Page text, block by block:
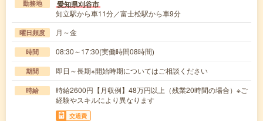
勤務地 愛知県刈谷市
知立駅から車11分／富士松駅から車9分
曜日頻度 月～金
時間 08:30～17:30(実働時間08時間)
期間 即日～長期※開始時期についてはご相談ください
時給
時給2600円【月収例】48万円以上（残業20時間の場合）※ご
経験やスキルにより異なります
交通費